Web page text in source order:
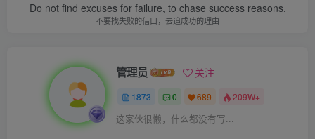
Do not find excuses for failure, to chase success reasons.
不要找失败的借口，去追成功的理由
管理员 关注
1873 0 689 209W+
这家伙很懒，什么都没有写...